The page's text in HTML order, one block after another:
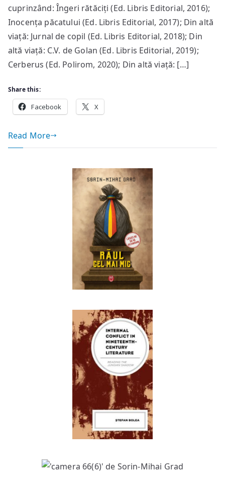
cuprinzând: Îngeri rătăciți (Ed. Libris Editorial, 2016);
Inocența păcatului (Ed. Libris Editorial, 2017); Din altă
viață: Jurnal de copil (Ed. Libris Editorial, 2018); Din
altă viață: C.V. de Golan (Ed. Libris Editorial, 2019);
Cerberus (Ed. Polirom, 2020); Din altă viață: […]
Share this:
Facebook X
Read More